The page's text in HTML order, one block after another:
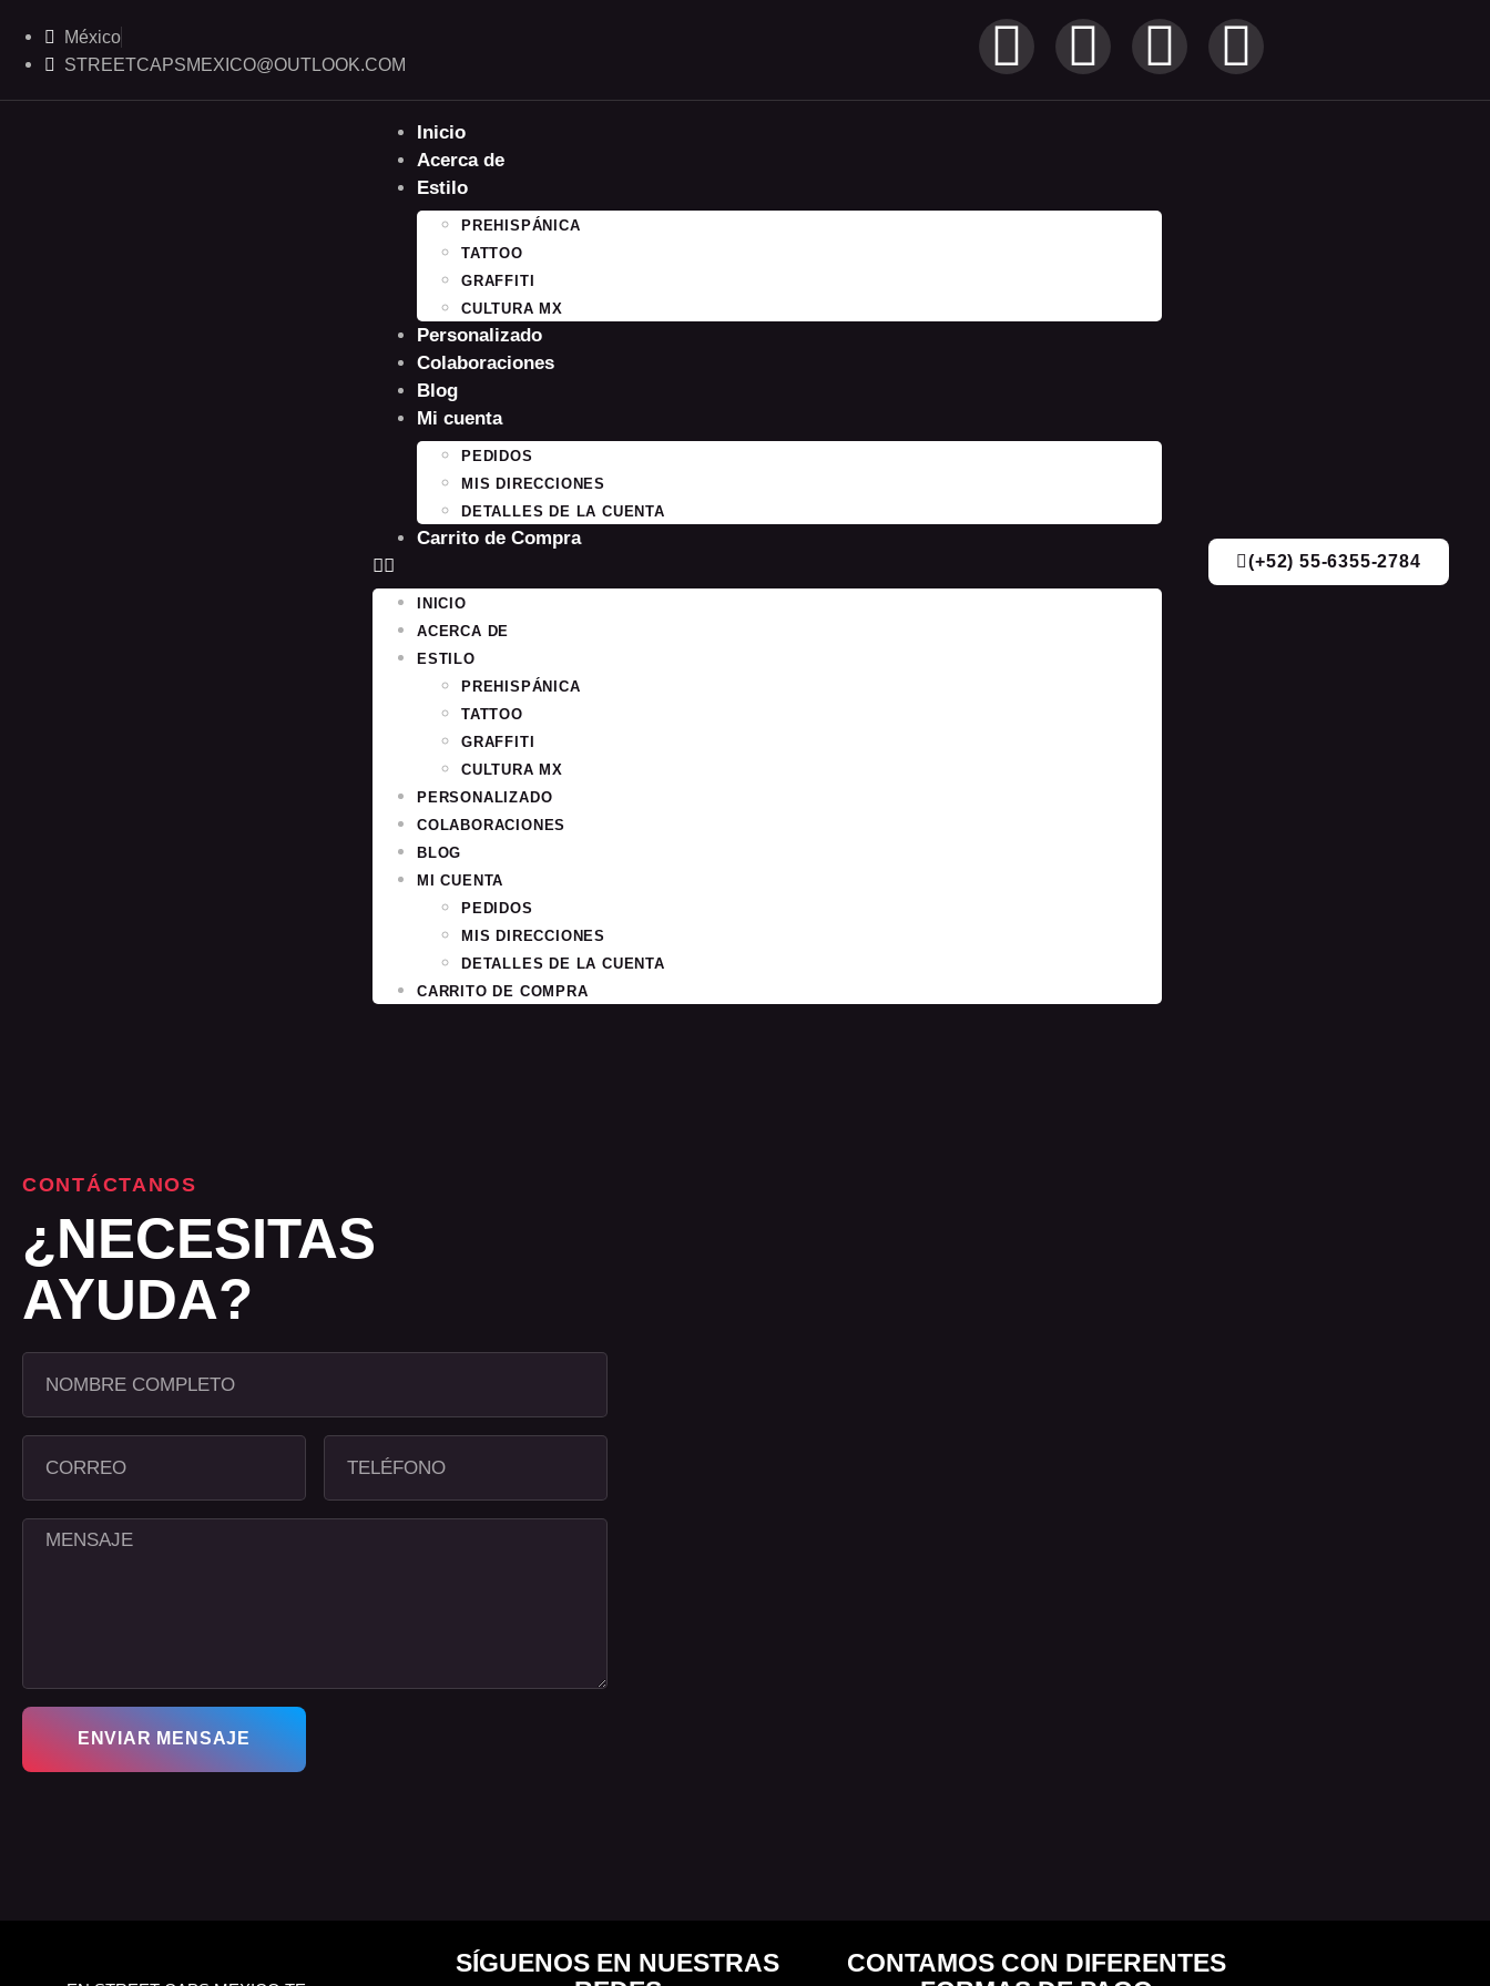
México
STREETCAPSMEXICO@OUTLOOK.COM​
Inicio
Acerca de
Estilo
PREHISPÁNICA
TATTOO
GRAFFITI
CULTURA MX
Personalizado
Colaboraciones
Blog
Mi cuenta
PEDIDOS
MIS DIRECCIONES
DETALLES DE LA CUENTA
Carrito de Compra
INICIO
ACERCA DE
ESTILO
PREHISPÁNICA
TATTOO
GRAFFITI
CULTURA MX
PERSONALIZADO
COLABORACIONES
BLOG
MI CUENTA
PEDIDOS
MIS DIRECCIONES
DETALLES DE LA CUENTA
CARRITO DE COMPRA
(+52) 55-6355-2784
CONTÁCTANOS
¿NECESITAS
AYUDA?
ENVIAR MENSAJE
SÍGUENOS EN NUESTRAS
CONTAMOS CON DIFERENTES